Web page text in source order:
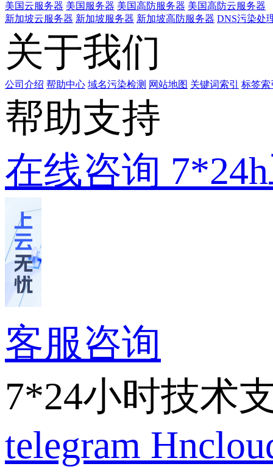
美国云服务器 美国服务器 美国高防服务器 美国高防云服务器
新加坡云服务器 新加坡服务器 新加坡高防服务器 DNS污染处
关于我们
公司介绍 帮助中心 域名污染检测 网站地图 关键词索引 标签索
帮助支持
在线咨询
客服咨询
7*24小时技术
telegram